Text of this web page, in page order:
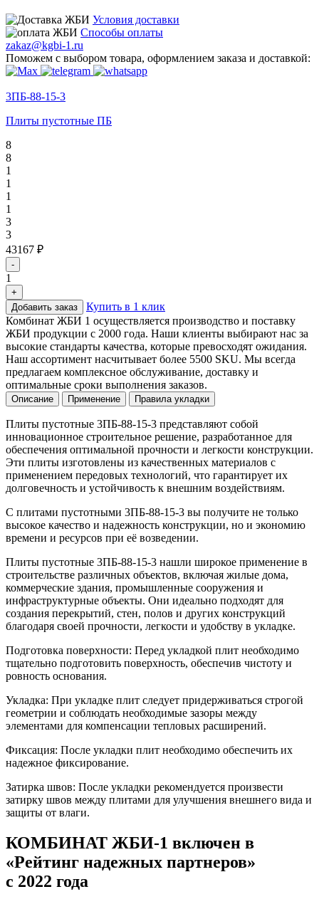
Условия доставки
Способы оплаты
zakaz@kgbi-1.ru
Поможем с выбором товара, оформлением заказа и доставкой:
3ПБ-88-15-3
Плиты пустотные ПБ
8
8
1
1
1
1
3
3
43167 ₽
-
1
+
Добавить заказ
Купить в 1 клик
Комбинат ЖБИ 1 осуществляется производство и поставку
ЖБИ продукции с 2000 года. Наши клиенты выбирают нас за
высокие стандарты качества, которые превосходят ожидания.
Наш ассортимент насчитывает более 5500 SKU. Мы всегда
предлагаем комплексное обслуживание, доставку и
оптимальные сроки выполнения заказов.
Описание Применение Правила укладки
Плиты пустотные 3ПБ-88-15-3 представляют собой
инновационное строительное решение, разработанное для
обеспечения оптимальной прочности и легкости конструкции.
Эти плиты изготовлены из качественных материалов с
применением передовых технологий, что гарантирует их
долговечность и устойчивость к внешним воздействиям.
С плитами пустотными 3ПБ-88-15-3 вы получите не только
высокое качество и надежность конструкции, но и экономию
времени и ресурсов при её возведении.
Плиты пустотные 3ПБ-88-15-3 нашли широкое применение в
строительстве различных объектов, включая жилые дома,
коммерческие здания, промышленные сооружения и
инфраструктурные объекты. Они идеально подходят для
создания перекрытий, стен, полов и других конструкций
благодаря своей прочности, легкости и удобству в укладке.
Подготовка поверхности: Перед укладкой плит необходимо
тщательно подготовить поверхность, обеспечив чистоту и
ровность основания.
Укладка: При укладке плит следует придерживаться строгой
геометрии и соблюдать необходимые зазоры между
элементами для компенсации тепловых расширений.
Фиксация: После укладки плит необходимо обеспечить их
надежное фиксирование.
Затирка швов: После укладки рекомендуется произвести
затирку швов между плитами для улучшения внешнего вида и
защиты от влаги.
КОМБИНАТ ЖБИ-1 включен в
«Рейтинг надежных партнеров»
с 2022 года